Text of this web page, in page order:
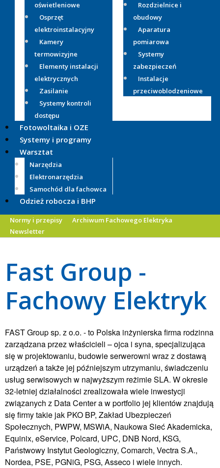
oświetleniowe
Osprzęt
elektroinstalacyjny
Kamery
termowizyjne
Elementy instalacji
elektrycznych
Zasilanie
Systemy kontroli
dostępu
Rozdzielnice i
obudowy
Aparatura
pomiarowa
Systemy
zabezpieczeń
Instalacje
przeciwoblodzeniowe
Fotowoltaika i OZE
Systemy i programy
Warsztat
Narzędzia
Elektronarzędzia
Samochód dla fachowca
Odzież robocza i BHP
Normy i przepisy
Archiwum Fachowego Elektryka
Newsletter
Fast Group -
Fachowy Elektryk
FAST Group sp. z o.o. - to Polska inżynierska firma rodzinna
zarządzana przez właścicieli – ojca i syna, specjalizująca
się w projektowaniu, budowie serwerowni wraz z dostawą
urządzeń a także jej późniejszym utrzymaniu, świadczeniu
usług serwisowych w najwyższym reżimie SLA. W okresie
32-letniej działalności zrealizowała wiele inwestycji
związanych z Data Center a w portfolio jej klientów znajdują
się firmy takie jak PKO BP, Zakład Ubezpieczeń
Społecznych, PWPW, MSWiA, Naukowa Sieć Akademicka,
Equinix, eService, Polcard, UPC, DNB Nord, KSG,
Państwowy Instytut Geologiczny, Comarch, Vectra S.A.,
Nordea, PSE, PGNiG, PSG, Asseco i wiele innych.